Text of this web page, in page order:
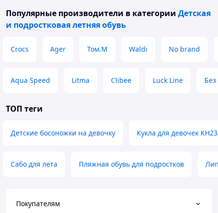
Популярные производители в категории Детская
и подростковая летняя обувь
Crocs Ager Том.М Waldi No brand
Aqua Speed Litma Clibee Luck Line
ТОП теги
Детские босоножки на девочку Кукла для девочек
Сабо для лета Пляжная обувь для подростков
Покупателям